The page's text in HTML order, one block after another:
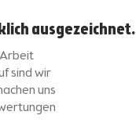
ausgezeichnet.
sind wir
uns